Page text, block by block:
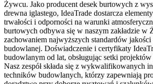
Żywcu. Jako producent desek burtowych z
drewna iglastego, IdeaTrade dostarcza
trwałości i odporności na warunki
burtowych odbywa się w naszym zakładzie w
zachowaniem najwyższych standardów
budowlanej. Doświadczenie i certyfikaty
budowlanym od lat, obsługując setki projektów
Nasz zespół składa się z wykwalifikowanych
techników budowlanych, którzy zapewniają